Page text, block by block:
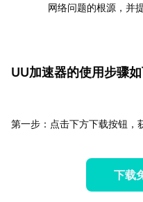
网络问题的根源，并
UU加速器的使用步骤
第一步：点击下方下载按钮，
下载